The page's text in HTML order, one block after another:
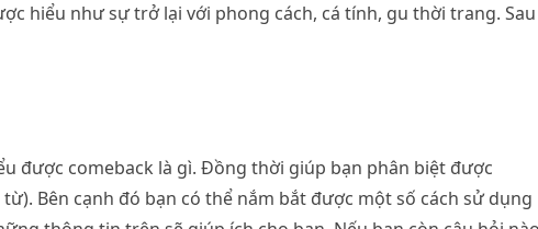
hiểu như sự trở lại với phong cách, cá tính, gu thời trang. Sau
được comeback là gì. Đồng thời giúp bạn phân biệt được
Bên cạnh đó bạn có thể nắm bắt được một số cách sử dụng